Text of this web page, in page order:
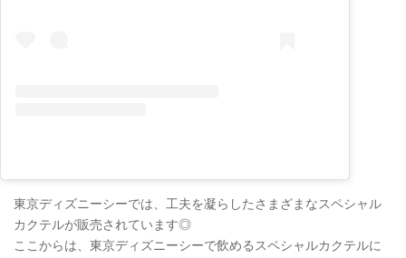
東京ディズニーシーでは、工夫を凝らしたさまざまなスペシャル
カクテルが販売されています◎
ここからは、東京ディズニーシーで飲めるスペシャルカクテルに